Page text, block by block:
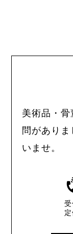
美術品・
問があり
いませ。